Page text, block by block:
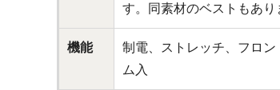
す。同素材のベストもあり
機能
制電、ストレッチ、フロ
ム入